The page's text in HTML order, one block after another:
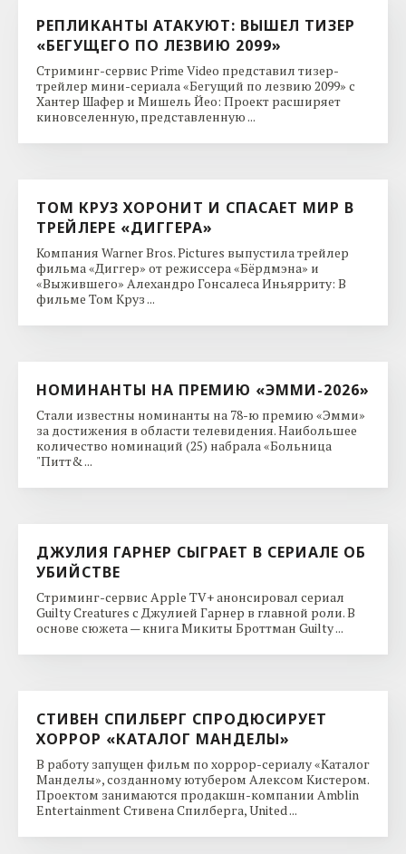
РЕПЛИКАНТЫ АТАКУЮТ: ВЫШЕЛ ТИЗЕР
«БЕГУЩЕГО ПО ЛЕЗВИЮ 2099»
Стриминг-сервис Prime Video представил тизер-
трейлер мини-сериала «Бегущий по лезвию 2099» с
Хантер Шафер и Мишель Йео: Проект расширяет
киновселенную, представленную ...
ТОМ КРУЗ ХОРОНИТ И СПАСАЕТ МИР В
ТРЕЙЛЕРЕ «ДИГГЕРА»
Компания Warner Bros. Pictures выпустила трейлер
фильма «Диггер» от режиссера «Бёрдмэна» и
«Выжившего» Алехандро Гонсалеса Иньярриту: В
фильме Том Круз ...
НОМИНАНТЫ НА ПРЕМИЮ «ЭММИ-2026»
Стали известны номинанты на 78-ю премию «Эмми»
за достижения в области телевидения. Наибольшее
количество номинаций (25) набрала «Больница
"Питт& ...
ДЖУЛИЯ ГАРНЕР СЫГРАЕТ В СЕРИАЛЕ ОБ
УБИЙСТВЕ
Стриминг-сервис Apple TV+ анонсировал сериал
Guilty Creatures с Джулией Гарнер в главной роли. В
основе сюжета — книга Микиты Броттман Guilty ...
СТИВЕН СПИЛБЕРГ СПРОДЮСИРУЕТ
ХОРРОР «КАТАЛОГ МАНДЕЛЫ»
В работу запущен фильм по хоррор-сериалу «Каталог
Манделы», созданному ютубером Алексом Кистером.
Проектом занимаются продакшн-компании Amblin
Entertainment Стивена Спилберга, United ...